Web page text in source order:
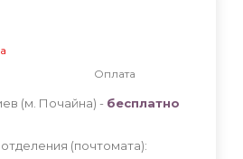
Оплата
(м. Почайна) - бесплатно
(почтомата):